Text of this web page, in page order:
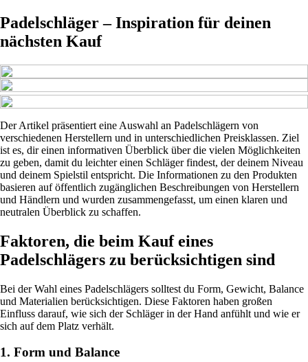
Padelschläger – Inspiration für deinen
nächsten Kauf
Der Artikel präsentiert eine Auswahl an Padelschlägern von
verschiedenen Herstellern und in unterschiedlichen Preisklassen. Ziel
ist es, dir einen informativen Überblick über die vielen Möglichkeiten
zu geben, damit du leichter einen Schläger findest, der deinem Niveau
und deinem Spielstil entspricht. Die Informationen zu den Produkten
basieren auf öffentlich zugänglichen Beschreibungen von Herstellern
und Händlern und wurden zusammengefasst, um einen klaren und
neutralen Überblick zu schaffen.
Faktoren, die beim Kauf eines
Padelschlägers zu berücksichtigen sind
Bei der Wahl eines Padelschlägers solltest du Form, Gewicht, Balance
und Materialien berücksichtigen. Diese Faktoren haben großen
Einfluss darauf, wie sich der Schläger in der Hand anfühlt und wie er
sich auf dem Platz verhält.
1. Form und Balance